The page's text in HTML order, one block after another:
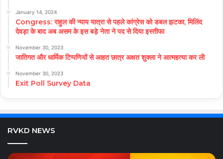
January 14, 2024
Congress: राहुल की न्याय यात्रा से पहले कांग्रेस को डबल झटका, मिलिंद
देवड़ा के बाद अब असम के इस बड़े नेता ने पद से दिया इस्तीफा
November 30, 2023
जातिगत और धार्मिक टिप्पणियों से आहत छात्र अक्षत शुक्ला ने आत्महत्या कर ली
November 30, 2023
Exit Poll Survey Data
RVKD NEWS